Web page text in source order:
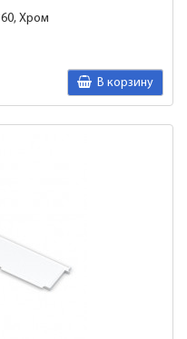
Хром
В корзину